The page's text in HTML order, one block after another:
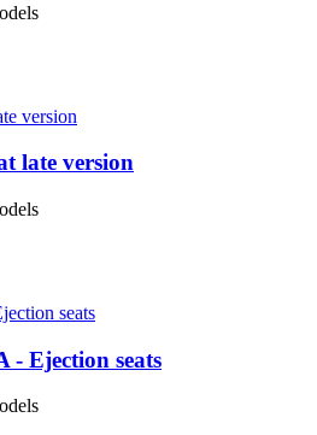
late version
Ejection seats